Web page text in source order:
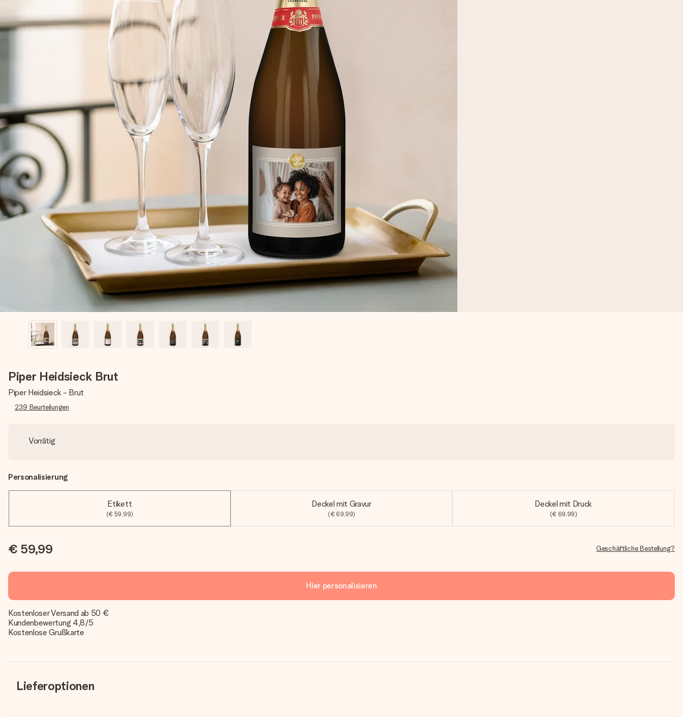
Piper Heidsieck Brut
Piper Heidsieck - Brut
239 Beurteilungen
Vorrätig
Personalisierung
Etikett
(€ 59,99)
Deckel mit Gravur
(€ 69,99)
Deckel mit Druck
(€ 69,99)
€ 59,99 Geschäftliche Bestellung?
Hier personalisieren
Kostenloser Versand ab 50 €
Kundenbewertung 4,8/5
Kostenlose Grußkarte
Lieferoptionen